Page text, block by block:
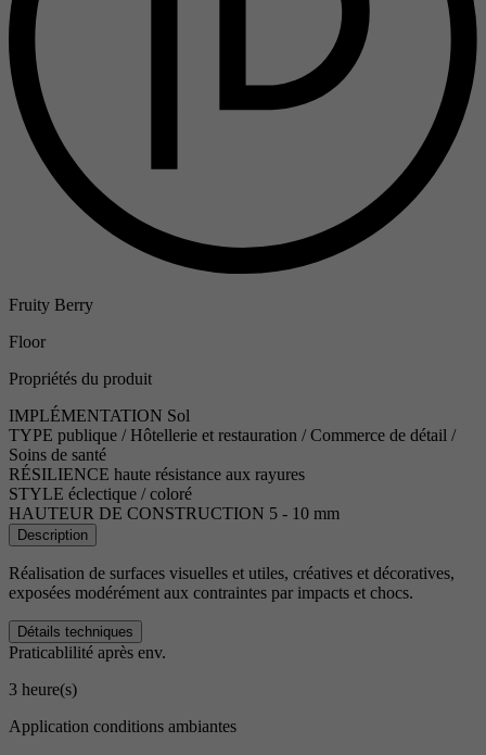
Fruity Berry
Floor
Propriétés du produit
IMPLÉMENTATION Sol
TYPE publique / Hôtellerie et restauration / Commerce de détail /
Soins de santé
RÉSILIENCE haute résistance aux rayures
STYLE éclectique / coloré
HAUTEUR DE CONSTRUCTION 5 - 10 mm
Description
Réalisation de surfaces visuelles et utiles, créatives et décoratives,
exposées modérément aux contraintes par impacts et chocs.
Détails techniques
Praticablilité après env.
3 heure(s)
Application conditions ambiantes